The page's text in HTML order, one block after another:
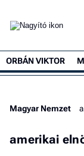
ORBÁN VIKTOR
Magyar Nemzet
amerikai